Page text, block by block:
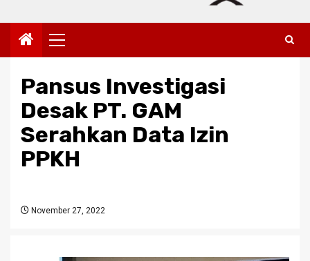
Primary
Menu
Pansus Investigasi
Desak PT. GAM
Serahkan Data Izin
PPKH
November 27, 2022